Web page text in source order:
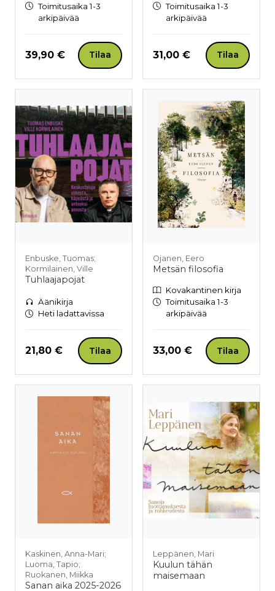
Toimitusaika 1-3
arkipäivää
Hinta nyt
39,90 € Tilaa
Toimitusaika 1-3
arkipäivää
Hinta nyt
31,00 € Tilaa
Enbuske, Tuomas;
Kormilainen, Ville
Tuhlaajapojat
Äänikirja
Heti ladattavissa
Hinta nyt
21,80 € Tilaa
Ojanen, Eero
Metsän filosofia
Kovakantinen kirja
Toimitusaika 1-3
arkipäivää
Hinta nyt
33,00 € Tilaa
Kaskinen, Anna-Mari;
Luoma, Tapio;
Ruokanen, Miikka
Sanan aika 2025-2026
Leppänen, Mari
Kuulun tähän
maisemaan